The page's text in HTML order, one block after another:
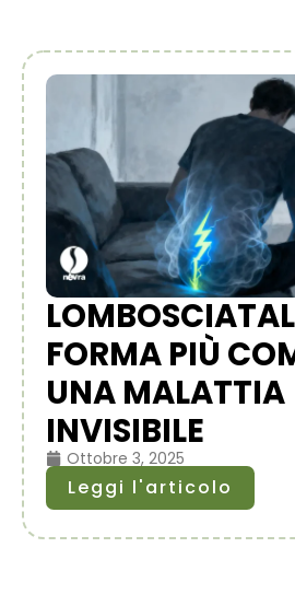
FORMA PIÙ
UNA MALATTIA
INVISIBILE
Ottobre 3, 2025
Leggi l'articolo